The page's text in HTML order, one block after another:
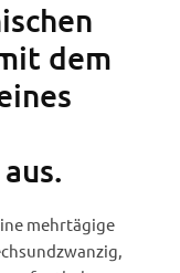
dem
mehrtägige